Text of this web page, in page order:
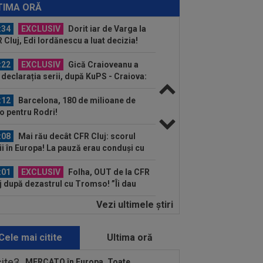
ORĂ
ce face Mihai Stoica. E prima oară
o zic”
EXCLUSIV
Dorit iar de Varga la
Cluj, Edi Iordănescu a luat decizia!
EXCLUSIV
Gică Craioveanu a
serii, după KuPS - Craiova:
Barcelona, 180 de milioane de
pentru Rodri!
Mai rău decât CFR Cluj: scorul
în Europa! La pauză erau conduși cu
EXCLUSIV
Folha, OUT de la CFR
după dezastrul cu Tromso! ”Îi dau
Gigi Becali: ”Am
Enervat după ce a aflat că Rodri
la Barcelona, Mourinho s-a
Vezi ultimele ştiri
mai citite Ultima oră